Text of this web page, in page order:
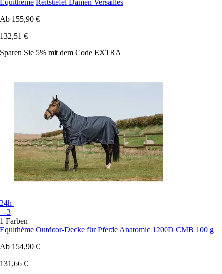
Equithème Reitstiefel Damen Versailles
Ab 155,90 €
132,51 €
Sparen Sie 5% mit dem Code EXTRA
24h
+-3
1 Farben
Equithème Outdoor-Decke für Pferde Anatomic 1200D CMB 100 g
Ab 154,90 €
131,66 €